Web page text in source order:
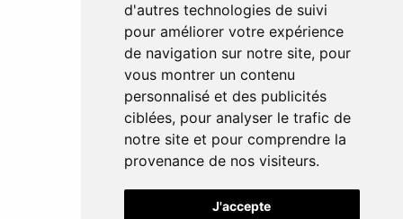
d'autres technologies de suivi
pour améliorer votre expérience
de navigation sur notre site, pour
vous montrer un contenu
personnalisé et des publicités
ciblées, pour analyser le trafic de
notre site et pour comprendre la
provenance de nos visiteurs.
J'accepte